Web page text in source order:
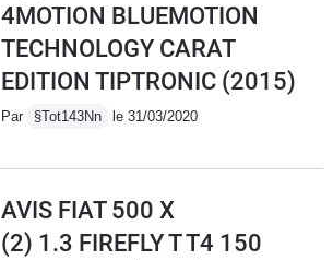
4MOTION BLUEMOTION
TECHNOLOGY CARAT
EDITION TIPTRONIC (2015)
Par §Tot143Nn le 31/03/2020
AVIS FIAT 500 X
(2) 1.3 FIREFLY T T4 150